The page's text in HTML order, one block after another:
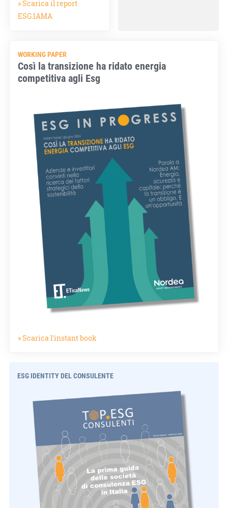
» Scarica il report
ESG.IAMA
WORKING PAPER
Così la transizione ha ridato energia
competitiva agli Esg
» Scarica l'instant book
ESG IDENTITY DEL CONSULENTE